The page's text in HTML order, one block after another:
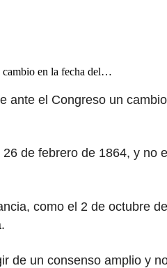
cambio en la fecha del…
el Congreso un
de febrero de 1864, y no
como el 2 de octubre
un consenso amplio y